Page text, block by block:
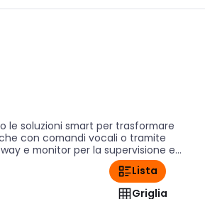
le soluzioni smart per trasformare
con comandi vocali o tramite
e monitor per la supervisione e
di edifici sia in
ogni tipo di esigenza. Tra i
Theben, Legrand, Eelectron e
Lista
Griglia